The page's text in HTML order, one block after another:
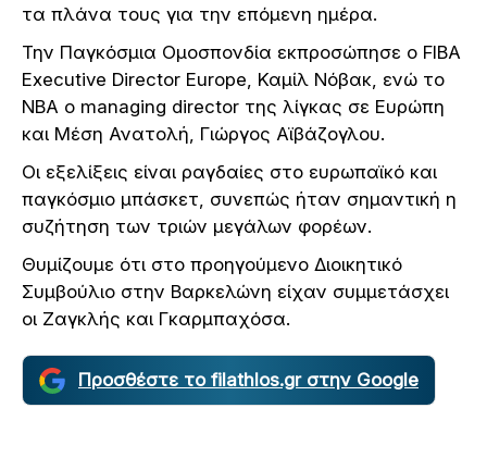
τα πλάνα τους για την επόμενη ημέρα.
Την Παγκόσμια Ομοσπονδία εκπροσώπησε ο FIBA
Executive Director Europe, Καμίλ Νόβακ, ενώ το
NBA ο managing director της λίγκας σε Ευρώπη
και Μέση Ανατολή, Γιώργος Αϊβάζογλου.
Οι εξελίξεις είναι ραγδαίες στο ευρωπαϊκό και
παγκόσμιο μπάσκετ, συνεπώς ήταν σημαντική η
συζήτηση των τριών μεγάλων φορέων.
Θυμίζουμε ότι στο προηγούμενο Διοικητικό
Συμβούλιο στην Βαρκελώνη είχαν συμμετάσχει
οι Ζαγκλής και Γκαρμπαχόσα.
Προσθέστε το filathlos.gr στην Google